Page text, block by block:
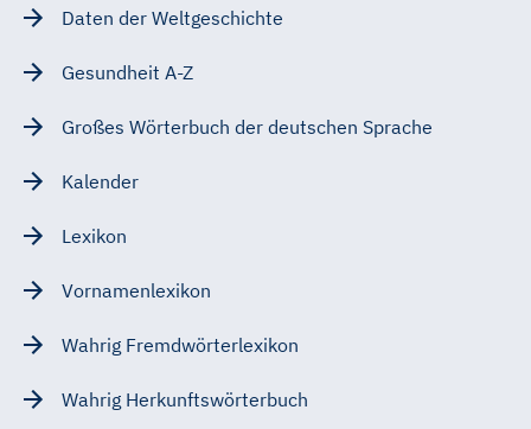
Daten der Weltgeschichte
Gesundheit A-Z
Großes Wörterbuch der deutschen Sprache
Kalender
Lexikon
Vornamenlexikon
Wahrig Fremdwörterlexikon
Wahrig Herkunftswörterbuch